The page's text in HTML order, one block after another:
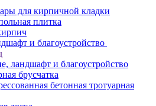
для кирпичной кладки
плитка
и благоустройство
ландшафт и благоустройство
брусчатка
бетонная тротуарная